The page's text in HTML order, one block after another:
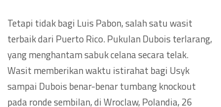
Tetapi tidak bagi Luis Pabon, salah satu wasit
terbaik dari Puerto Rico. Pukulan Dubois terlarang,
yang menghantam sabuk celana secara telak.
Wasit memberikan waktu istirahat bagi Usyk
sampai Dubois benar-benar tumbang knockout
pada ronde sembilan, di Wroclaw, Polandia, 26